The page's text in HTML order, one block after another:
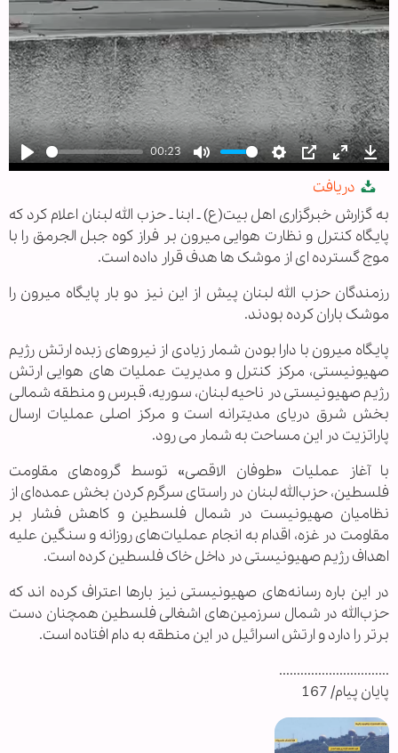
Play
00:23
Mute Settings
PIP Enter
دریافت
به گزارش خبرگزاری اهل بیت(ع) ـ ابنا ـ حزب الله لبنان اعلام کرد که
پایگاه کنترل و نظارت هوایی میرون بر فراز کوه جبل الجرمق را با
موج گسترده ای از موشک ها هدف قرار داده است.
رزمندگان حزب الله لبنان پیش از این نیز دو بار پایگاه میرون را
موشک باران کرده بودند.
پایگاه میرون با دارا بودن شمار زیادی از نیروهای زبده ارتش رژیم
صهیونیستی، مرکز کنترل و مدیریت عملیات های هوایی ارتش
رژیم صهیونیستی در ناحیه لبنان، سوریه، قبرس و منطقه شمالی
بخش شرق دریای مدیترانه است و مرکز اصلی عملیات ارسال
پاراتزیت در این مساحت به شمار می رود.
با آغاز عملیات «طوفان الاقصی» توسط گروه‌های مقاومت
فلسطین، حزب‌الله لبنان در راستای سرگرم کردن بخش عمده‌ای از
نظامیان صهیونیست در شمال فلسطین و کاهش فشار بر
مقاومت در غزه، اقدام به انجام عملیات‌های روزانه و سنگین علیه
اهداف رژیم صهیونیستی در داخل خاک فلسطین کرده است.
در این باره رسانه‌های صهیونیستی نیز بارها اعتراف کرده اند که
حزب‌الله در شمال سرزمین‌های اشغالی فلسطین همچنان دست
برتر را دارد و ارتش اسرائیل در این منطقه به دام افتاده است.
...............................
پایان پیام/ 167